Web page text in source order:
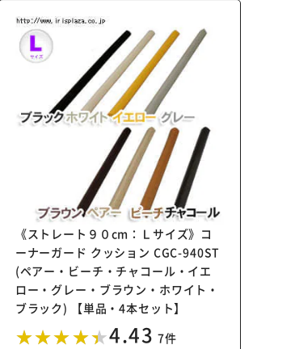
《ストレート９０cm：Ｌサイズ》コ
ーナーガード クッション CGC-940ST
(ペアー・ビーチ・チャコール・イエ
ロー・グレー・ブラウン・ホワイト・
ブラック) 【単品・4本セット】
4.43 7件